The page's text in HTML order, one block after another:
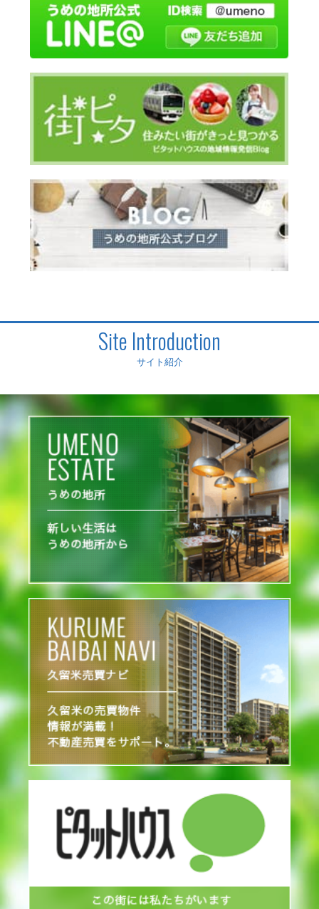
Site Introduction
サイト紹介